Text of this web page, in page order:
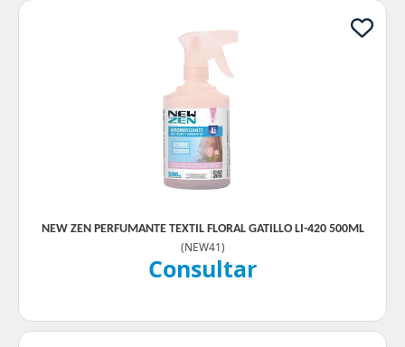
NEW ZEN PERFUMANTE TEXTIL FLORAL GATILLO LI-420 500ML
(NEW41)
Consultar